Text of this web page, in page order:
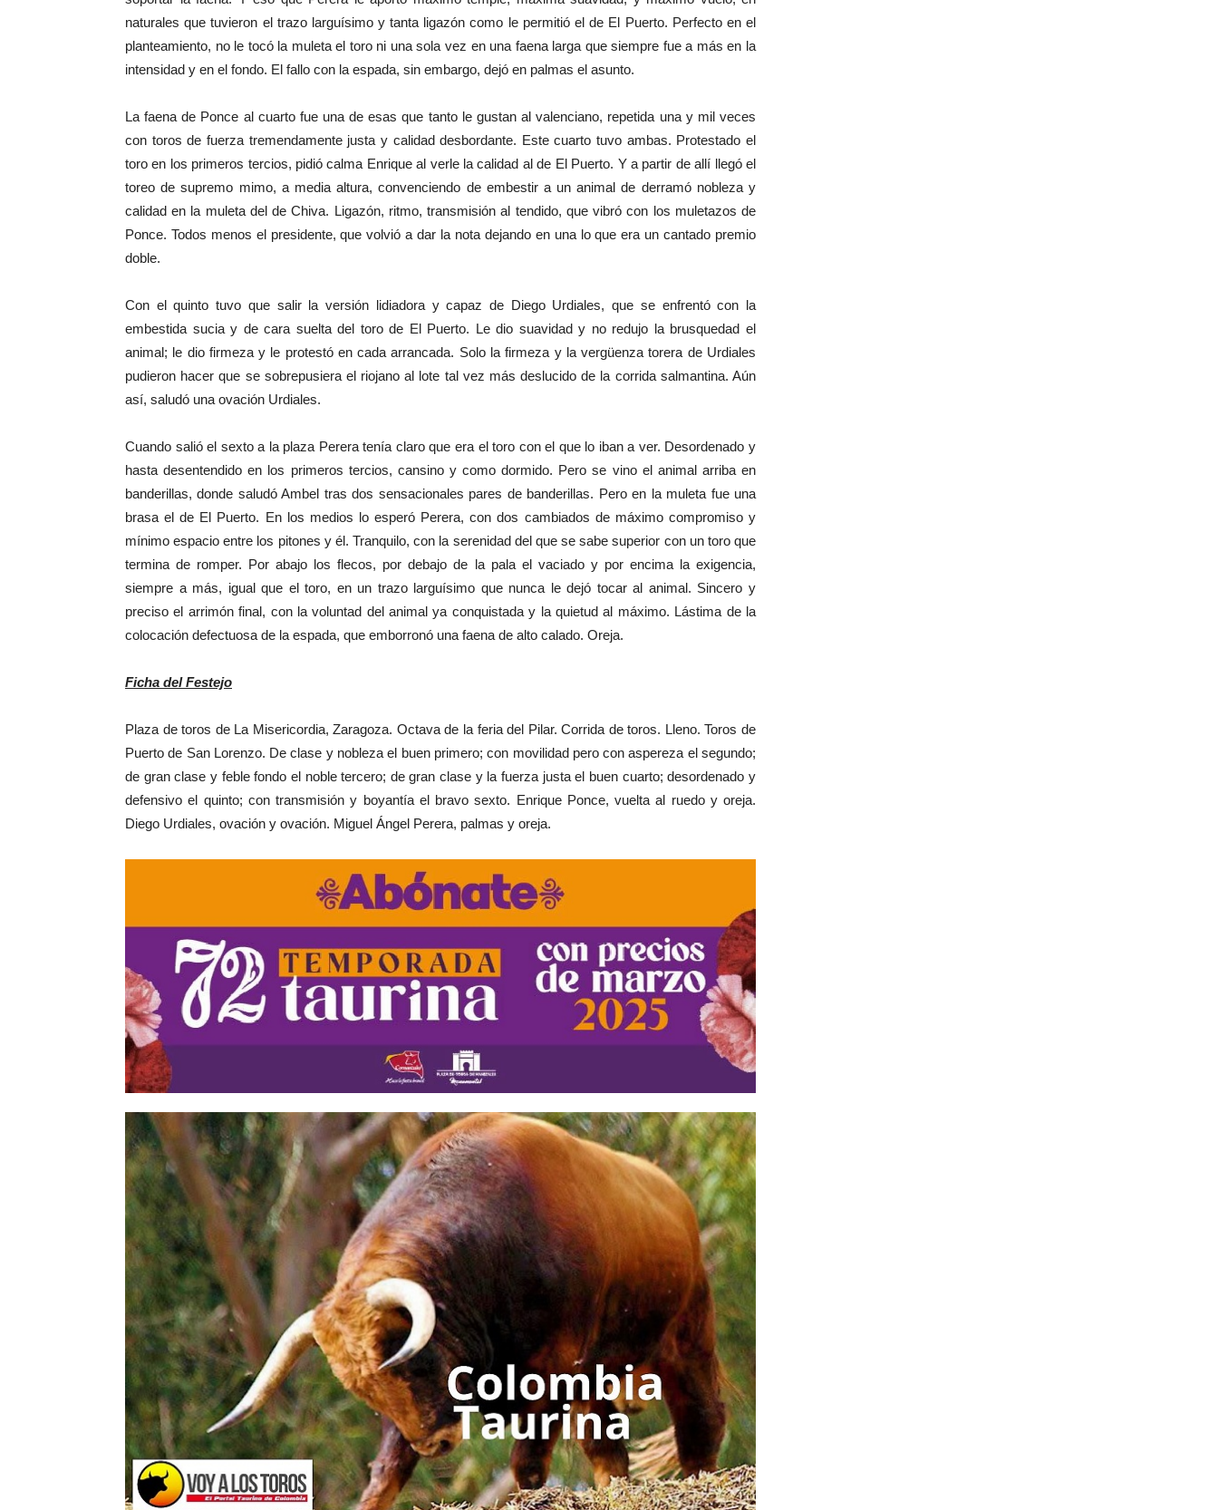
naturales que tuvieron el trazo larguísimo y tanta ligazón como le permitió el de El Puerto. Perfecto en el
planteamiento, no le tocó la muleta el toro ni una sola vez en una faena larga que siempre fue a más en la
intensidad y en el fondo. El fallo con la espada, sin embargo, dejó en palmas el asunto.
La faena de Ponce al cuarto fue una de esas que tanto le gustan al valenciano, repetida una y mil veces
con toros de fuerza tremendamente justa y calidad desbordante. Este cuarto tuvo ambas. Protestado el
toro en los primeros tercios, pidió calma Enrique al verle la calidad al de El Puerto. Y a partir de allí llegó el
toreo de supremo mimo, a media altura, convenciendo de embestir a un animal de derramó nobleza y
calidad en la muleta del de Chiva. Ligazón, ritmo, transmisión al tendido, que vibró con los muletazos de
Ponce. Todos menos el presidente, que volvió a dar la nota dejando en una lo que era un cantado premio
doble.
Con el quinto tuvo que salir la versión lidiadora y capaz de Diego Urdiales, que se enfrentó con la
embestida sucia y de cara suelta del toro de El Puerto. Le dio suavidad y no redujo la brusquedad el
animal; le dio firmeza y le protestó en cada arrancada. Solo la firmeza y la vergüenza torera de Urdiales
pudieron hacer que se sobrepusiera el riojano al lote tal vez más deslucido de la corrida salmantina. Aún
así, saludó una ovación Urdiales.
Cuando salió el sexto a la plaza Perera tenía claro que era el toro con el que lo iban a ver. Desordenado y
hasta desentendido en los primeros tercios, cansino y como dormido. Pero se vino el animal arriba en
banderillas, donde saludó Ambel tras dos sensacionales pares de banderillas. Pero en la muleta fue una
brasa el de El Puerto. En los medios lo esperó Perera, con dos cambiados de máximo compromiso y
mínimo espacio entre los pitones y él. Tranquilo, con la serenidad del que se sabe superior con un toro que
termina de romper. Por abajo los flecos, por debajo de la pala el vaciado y por encima la exigencia,
siempre a más, igual que el toro, en un trazo larguísimo que nunca le dejó tocar al animal. Sincero y
preciso el arrimón final, con la voluntad del animal ya conquistada y la quietud al máximo. Lástima de la
colocación defectuosa de la espada, que emborronó una faena de alto calado. Oreja.
Ficha del Festejo
Plaza de toros de La Misericordia, Zaragoza. Octava de la feria del Pilar. Corrida de toros. Lleno. Toros de
Puerto de San Lorenzo. De clase y nobleza el buen primero; con movilidad pero con aspereza el segundo;
de gran clase y feble fondo el noble tercero; de gran clase y la fuerza justa el buen cuarto; desordenado y
defensivo el quinto; con transmisión y boyantía el bravo sexto. Enrique Ponce, vuelta al ruedo y oreja.
Diego Urdiales, ovación y ovación. Miguel Ángel Perera, palmas y oreja.